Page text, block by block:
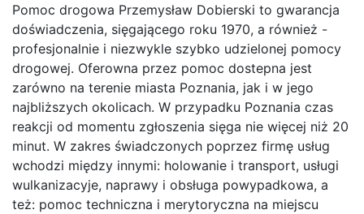
Pomoc drogowa Przemysław Dobierski to gwarancja
doświadczenia, sięgającego roku 1970, a również -
profesjonalnie i niezwykle szybko udzielonej pomocy
drogowej. Oferowna przez pomoc dostepna jest
zarówno na terenie miasta Poznania, jak i w jego
najbliższych okolicach. W przypadku Poznania czas
reakcji od momentu zgłoszenia sięga nie więcej niż 20
minut. W zakres świadczonych poprzez firmę usług
wchodzi między innymi: holowanie i transport, usługi
wulkanizacyje, naprawy i obsługa powypadkowa, a
też: pomoc techniczna i merytoryczna na miejscu